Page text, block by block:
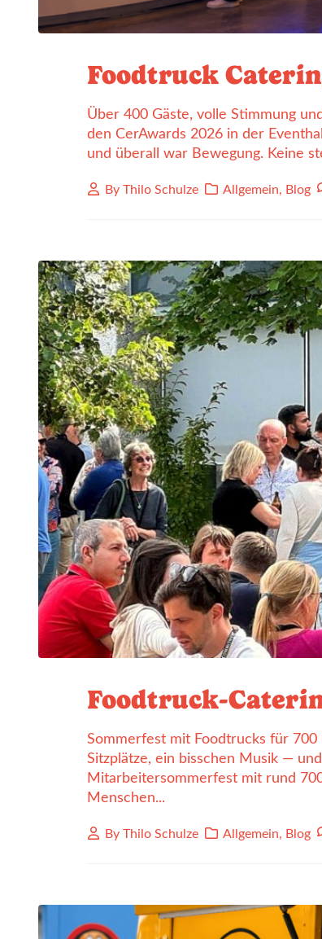
Foodtruck
Über 400 Gäste, volle Stimmung
den CerAwards 2026 in der
und überall war Bewegung. Keine
ByThilo Schulze Allgemein, Blog
Foodtruck-
Sommerfest mit Foodtrucks für
Sitzplätze, ein bisschen Musik —
Mitarbeitersommerfest mit rund
Menschen...
ByThilo Schulze Allgemein, Blog